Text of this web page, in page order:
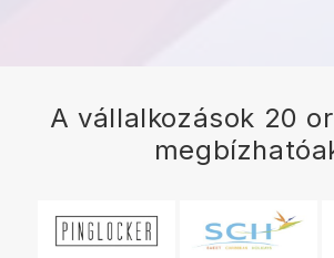
A vállalkozások 20